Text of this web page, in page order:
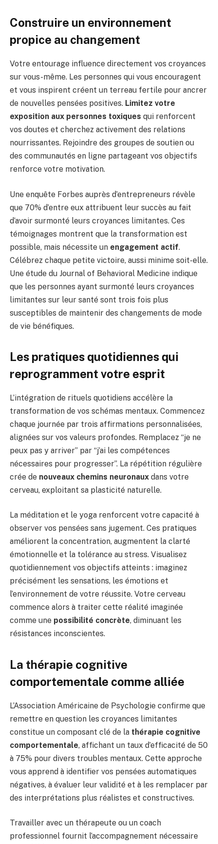
Construire un environnement
propice au changement
Votre entourage influence directement vos croyances
sur vous-même. Les personnes qui vous encouragent
et vous inspirent créent un terreau fertile pour ancrer
de nouvelles pensées positives. Limitez votre
exposition aux personnes toxiques qui renforcent
vos doutes et cherchez activement des relations
nourrissantes. Rejoindre des groupes de soutien ou
des communautés en ligne partageant vos objectifs
renforce votre motivation.
Une enquête Forbes auprès d’entrepreneurs révèle
que 70% d’entre eux attribuent leur succès au fait
d’avoir surmonté leurs croyances limitantes. Ces
témoignages montrent que la transformation est
possible, mais nécessite un engagement actif.
Célébrez chaque petite victoire, aussi minime soit-elle.
Une étude du Journal of Behavioral Medicine indique
que les personnes ayant surmonté leurs croyances
limitantes sur leur santé sont trois fois plus
susceptibles de maintenir des changements de mode
de vie bénéfiques.
Les pratiques quotidiennes qui
reprogramment votre esprit
L’intégration de rituels quotidiens accélère la
transformation de vos schémas mentaux. Commencez
chaque journée par trois affirmations personnalisées,
alignées sur vos valeurs profondes. Remplacez “je ne
peux pas y arriver” par “j’ai les compétences
nécessaires pour progresser”. La répétition régulière
crée de nouveaux chemins neuronaux dans votre
cerveau, exploitant sa plasticité naturelle.
La méditation et le yoga renforcent votre capacité à
observer vos pensées sans jugement. Ces pratiques
améliorent la concentration, augmentent la clarté
émotionnelle et la tolérance au stress. Visualisez
quotidiennement vos objectifs atteints : imaginez
précisément les sensations, les émotions et
l’environnement de votre réussite. Votre cerveau
commence alors à traiter cette réalité imaginée
comme une possibilité concrète, diminuant les
résistances inconscientes.
La thérapie cognitive
comportementale comme alliée
L’Association Américaine de Psychologie confirme que
remettre en question les croyances limitantes
constitue un composant clé de la thérapie cognitive
comportementale, affichant un taux d’efficacité de 50
à 75% pour divers troubles mentaux. Cette approche
vous apprend à identifier vos pensées automatiques
négatives, à évaluer leur validité et à les remplacer par
des interprétations plus réalistes et constructives.
Travailler avec un thérapeute ou un coach
professionnel fournit l’accompagnement nécessaire